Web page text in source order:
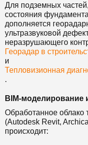
Для подземных
состояния
дополняется
ультразвуковой
неразрушающего
Георадар в
и
Тепловизионная
.
BIM-моделирование
Обработанное облако
(Autodesk Revit,
происходит: